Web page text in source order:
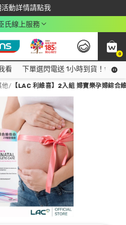
動詳情請點我
最高回饋$350
氏線上服務
0
看 下單選閃電送 1小時到貨！領神
他/ 【LAC 利維喜】2入組 婦寶樂孕婦綜